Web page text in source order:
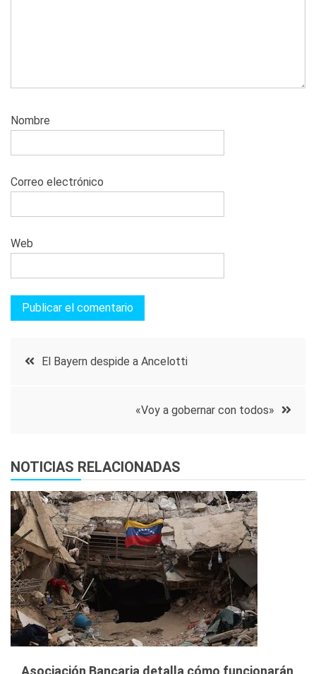
Nombre
Correo electrónico
Web
Navegación
El Bayern despide a Ancelotti
«Voy a gobernar con todos»
NOTICIAS RELACIONADAS
Asociación Bancaria detalla cómo funcionarán